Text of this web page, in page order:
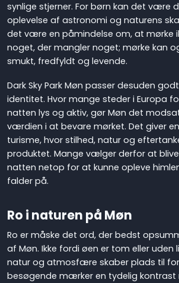
synlige stjerner. For børn kan det være
oplevelse af astronomi og naturens
det være en påmindelse om, at mørke
noget, der mangler noget; mørke kan
smukt, fredfyldt og levende.
Dark Sky Park Møn passer desuden
identitet. Hvor mange steder i Europa
natten lys og aktiv, gør Møn det
værdien i at bevare mørket. Det giver
turisme, hvor stilhed, natur og
produktet. Mange vælger derfor at
natten netop for at kunne opleve
falder på.
Ro i naturen på Møn
Ro er måske det ord, der bedst
af Møn. Ikke fordi øen er tom eller uden
natur og atmosfære skaber plads til
besøgende mærker en tydelig kontrast